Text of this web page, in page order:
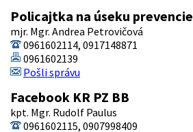
Policajtka na úseku prevencie
mjr. Mgr. Andrea Petrovičová
0961602114, 0917148871
0961602139
Pošli správu
Facebook KR PZ BB
kpt. Mgr. Rudolf Paulus
0961602115, 0907998409